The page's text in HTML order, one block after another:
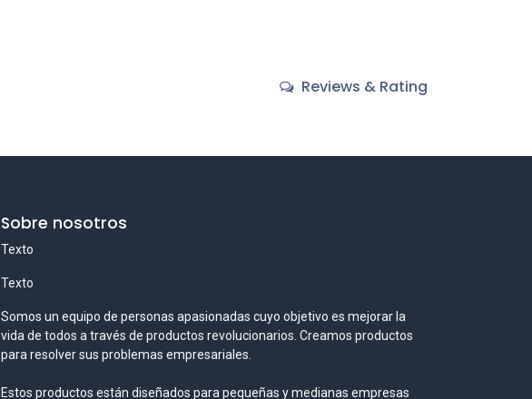
Reviews & Rating
Sobre nosotros
Texto
Texto
Somos un equipo de personas apasionadas cuyo objetivo es mejorar la
vida de todos a través de productos revolucionarios. Creamos productos
para resolver sus problemas empresariales.
Estos productos están diseñados para pequeñas y medianas empresas